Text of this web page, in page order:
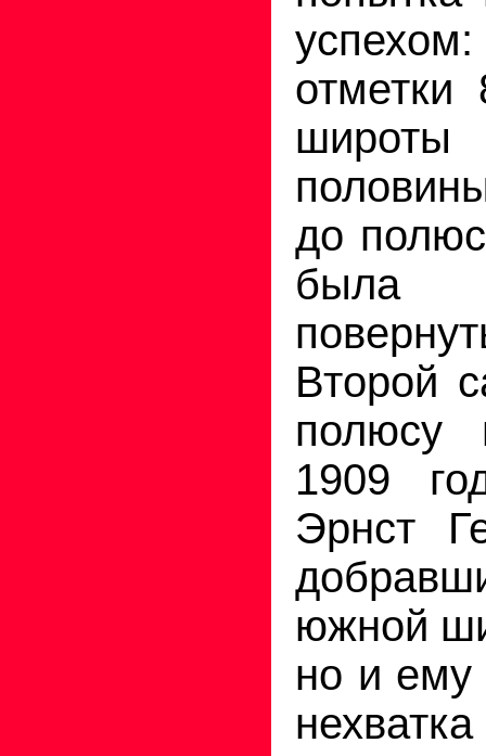
отметки
до
была
Второй
полюсу
1909
Эрнст
южной
но и ему
нехватка